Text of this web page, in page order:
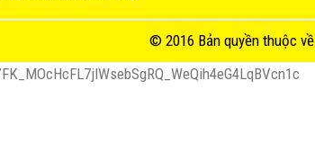
© 2016 Bản quyền thuộc về